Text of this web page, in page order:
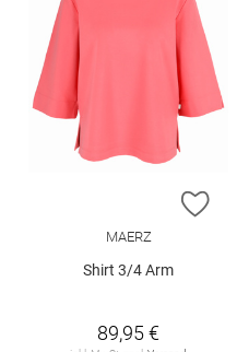
MAERZ
Shirt 3/4 Arm
89,95 €